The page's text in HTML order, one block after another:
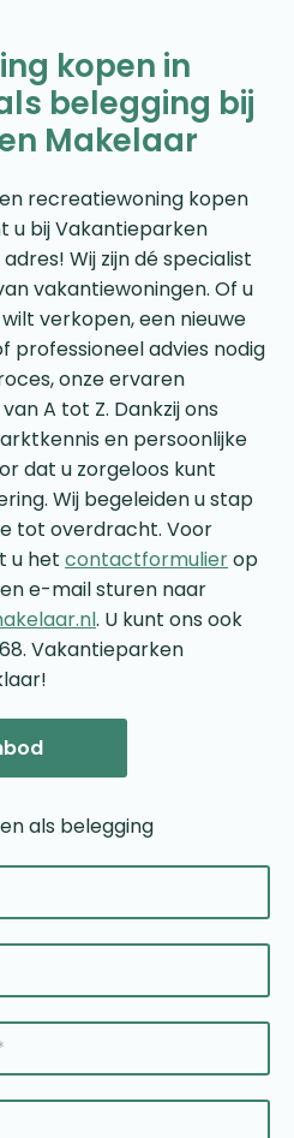
kopen in
belegging bij
Makelaar
recreatiewoning kopen
u bij Vakantieparken
Wij zijn dé specialist
vakantiewoningen. Of u
verkopen, een nieuwe
professioneel advies nodig
onze ervaren
A tot Z. Dankzij ons
en persoonlijke
dat u zorgeloos kunt
Wij begeleiden u stap
tot overdracht. Voor
u het contactformulierop
e-mail sturen naar
. U kunt ons ook
Vakantieparken